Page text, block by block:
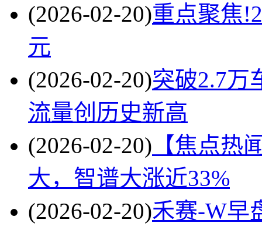
(2026-02-20)重点聚焦
元
(2026-02-20)突破2.7万
流量创历史新高
(2026-02-20) 【焦点热
大，智谱大涨近33%
(2026-02-20)禾赛-W早